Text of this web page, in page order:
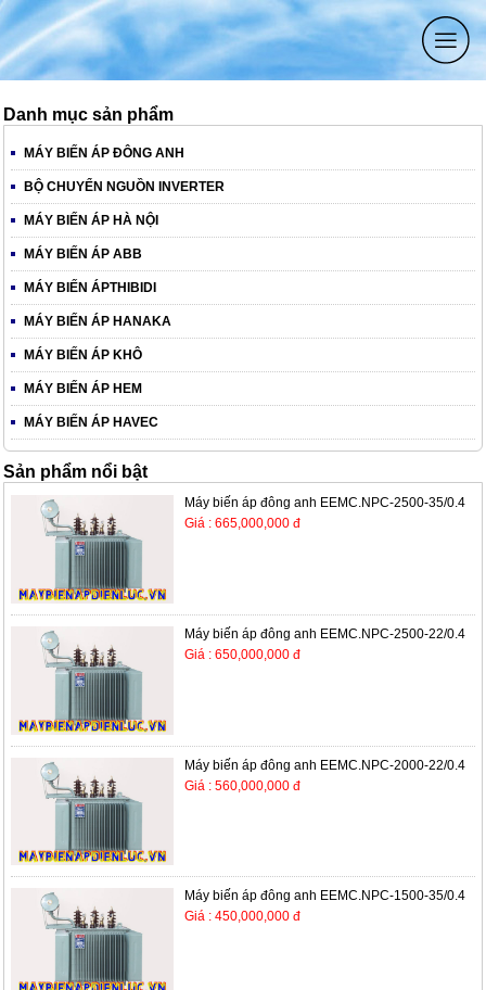
Danh mục sản phẩm
MÁY BIẾN ÁP ĐÔNG ANH
BỘ CHUYỂN NGUỒN INVERTER
MÁY BIẾN ÁP HÀ NỘI
MÁY BIẾN ÁP ABB
MÁY BIẾN ÁPTHIBIDI
MÁY BIẾN ÁP HANAKA
MÁY BIẾN ÁP KHÔ
MÁY BIẾN ÁP HEM
MÁY BIẾN ÁP HAVEC
Sản phẩm nổi bật
Máy biến áp đông anh EEMC.NPC-2500-35/0.4
Giá : 665,000,000 đ
Máy biến áp đông anh EEMC.NPC-2500-22/0.4
Giá : 650,000,000 đ
Máy biến áp đông anh EEMC.NPC-2000-22/0.4
Giá : 560,000,000 đ
Máy biến áp đông anh EEMC.NPC-1500-35/0.4
Giá : 450,000,000 đ